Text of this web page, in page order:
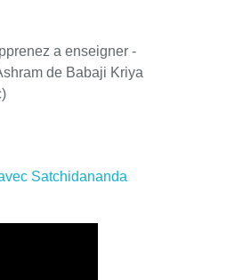
a enseigner -
de Babaji Kriya
Satchidananda